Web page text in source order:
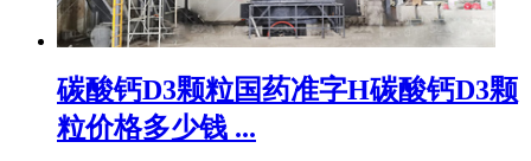
碳酸钙D3颗粒国药准字H碳酸钙D3颗
粒价格多少钱 ...